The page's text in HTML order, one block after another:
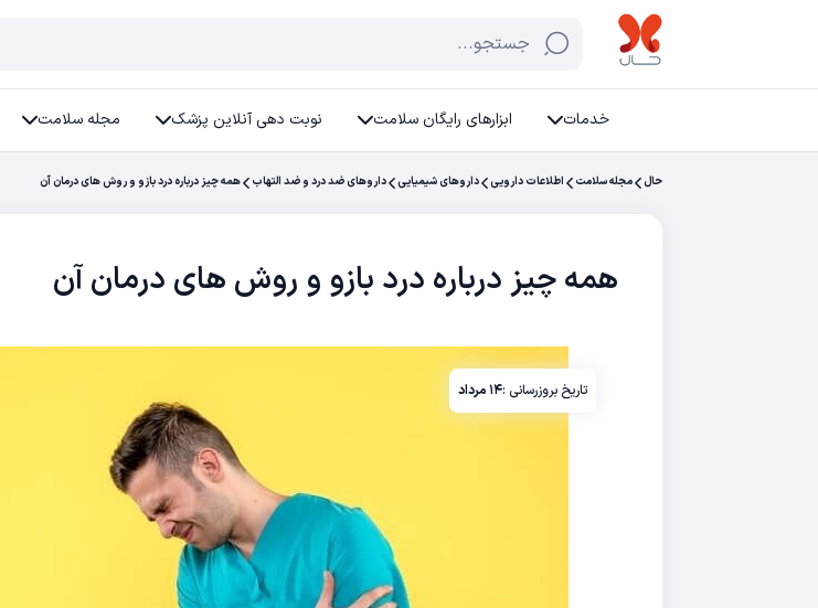
جستجو...
خدمات ابزارهای رایگان سلامت نوبت دهی آنلاین پزشک مجله سلامت
حال مجله سلامت اطلاعات دارویی داروهای شیمیایی داروهای ضد درد و ضد التهاب همه چیز درباره درد بازو و روش های درمان آن
همه چیز درباره درد بازو و روش های درمان آن
تاریخ بروزرسانی :۱۴ مرداد